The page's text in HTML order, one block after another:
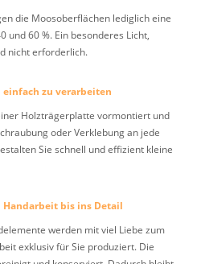
die Moosoberflächen lediglich eine
und 60 %. Ein besonderes Licht,
nicht erforderlich.
zu verarbeiten
Holzträgerplatte vormontiert und
oder Verklebung an jede
Sie schnell und effizient kleine
bis ins Detail
werden mit viel Liebe zum
exklusiv für Sie produziert. Die